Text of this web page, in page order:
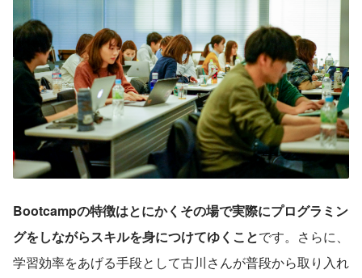
Bootcampの特徴はとにかくその場で実際にプログラミン
グをしながらスキルを身につけてゆくことです。さらに、
学習効率をあげる手段として古川さんが普段から取り入れ